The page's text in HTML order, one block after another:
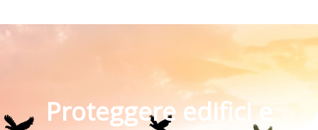
Proteggere edifici e